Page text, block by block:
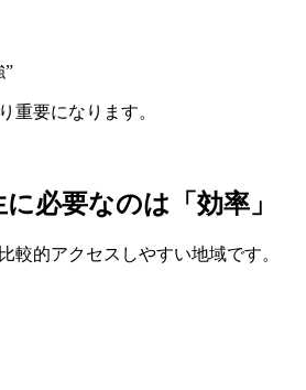
”
重要になります。
必要なのは「効率」
較的アクセスしやすい地域です。